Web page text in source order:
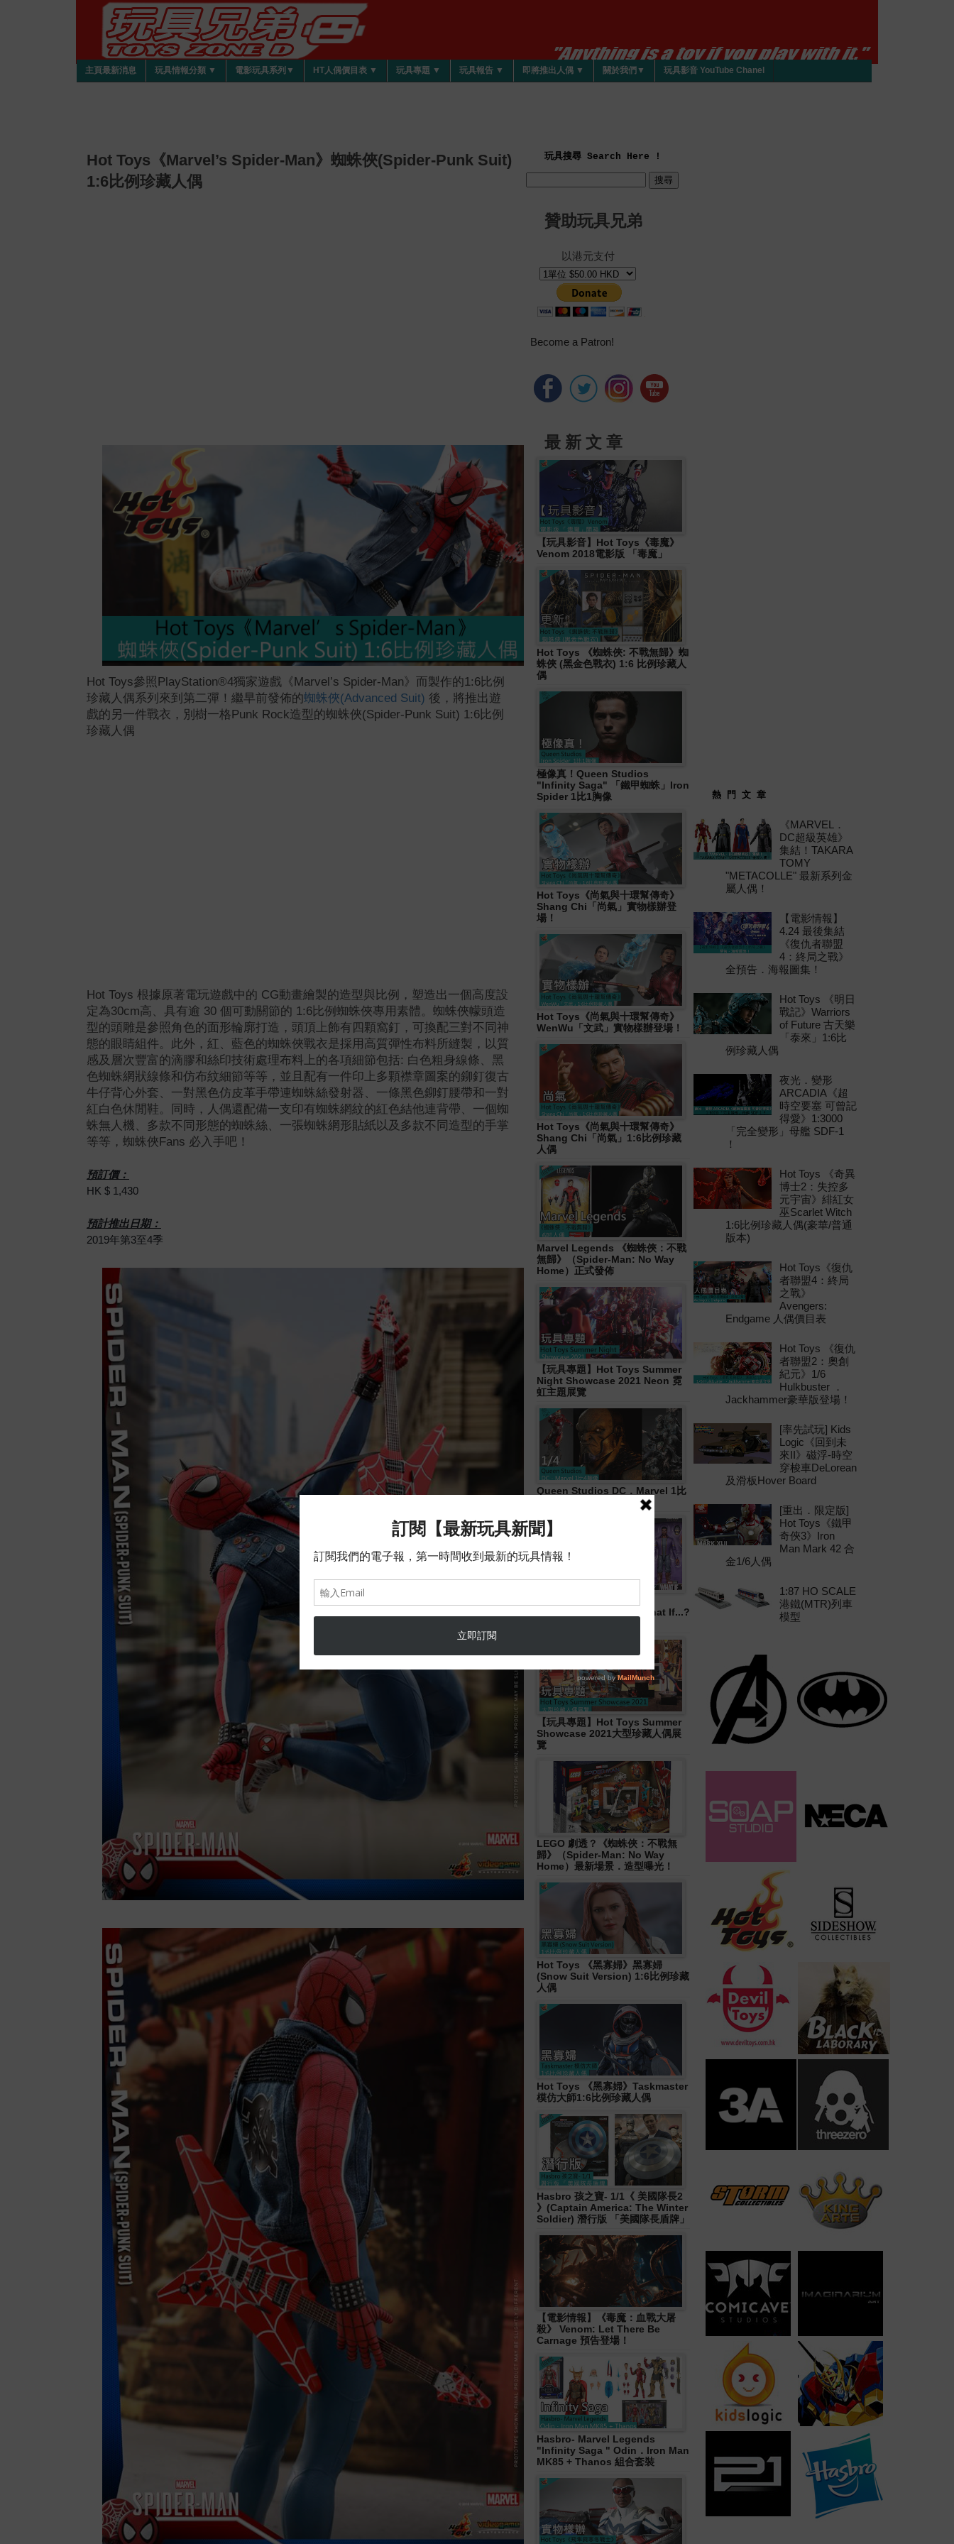
主頁最新消息 玩具情報分類 ▼ 電影玩具系列▼ HT人偶價目表 ▼ 玩具專題 ▼ 玩具報告 ▼ 即將推出人偶 ▼ 關於我們▼ 玩具影音 YouTube Chanel
Hot Toys《Marvel’s Spider-Man》蜘蛛俠(Spider-Punk Suit)
1:6比例珍藏人偶
Hot Toys參照PlayStation®4獨家遊戲《Marvel’s Spider-Man》而製作的1:6比例
珍藏人偶系列來到第二彈！繼早前發佈的蜘蛛俠(Advanced Suit) 後，將推出遊
戲的另一件戰衣，別樹一格Punk Rock造型的蜘蛛俠(Spider-Punk Suit) 1:6比例
珍藏人偶
Hot Toys 根據原著電玩遊戲中的 CG動畫繪製的造型與比例，塑造出一個高度設
定為30cm高、具有逾 30 個可動關節的 1:6比例蜘蛛俠專用素體。蜘蛛俠幪頭造
型的頭雕是參照角色的面形輪廓打造，頭頂上飾有四顆窩釘，可換配三對不同神
態的眼睛組件。此外，紅、藍色的蜘蛛俠戰衣是採用高質彈性布料所縫製，以質
感及層次豐富的滴膠和絲印技術處理布料上的各項細節包括: 白色粗身線條、黑
色蜘蛛網狀線條和仿布紋細節等等，並且配有一件印上多顆襟章圖案的鉚釘復古
牛仔背心外套、一對黑色仿皮革手帶連蜘蛛絲發射器、一條黑色鉚釘腰帶和一對
紅白色休閒鞋。同時，人偶還配備一支印有蜘蛛網紋的紅色結他連背帶、一個蜘
蛛無人機、多款不同形態的蜘蛛絲、一張蜘蛛網形貼紙以及多款不同造型的手掌
等等，蜘蛛俠Fans 必入手吧！
預訂價：
HK $ 1,430
預計推出日期：
2019年第3至4季
玩具搜尋 Search Here !
贊助玩具兄弟
以港元支付
Become a Patron!
最 新 文 章
【玩具影音】Hot Toys《毒魔》
Venom 2018電影版 「毒魔」
Hot Toys 《蜘蛛俠: 不戰無歸》蜘
蛛俠 (黑金色戰衣) 1:6 比例珍藏人
偶
極像真！Queen Studios
"Infinity Saga" 「鐵甲蜘蛛」Iron
Spider 1比1胸像
Hot Toys《尚氣與十環幫傳奇》
Shang Chi「尚氣」實物樣辦登
場！
Hot Toys《尚氣與十環幫傳奇》
WenWu「文武」實物樣辦登場！
Hot Toys《尚氣與十環幫傳奇》
Shang Chi「尚氣」1:6比例珍藏
人偶
Marvel Legends 《蜘蛛俠：不戰
無歸》（Spider-Man: No Way
Home）正式發佈
【玩具專題】Hot Toys Summer
Night Showcase 2021 Neon 霓
虹主題展覽
Queen Studios DC．Marvel 1比
Legends《Disney+ 》What If...?
【玩具專題】Hot Toys Summer
Showcase 2021大型珍藏人偶展
覽
LEGO 劇透？《蜘蛛俠：不戰無
歸》（Spider-Man: No Way
Home）最新場景．造型曝光！
Hot Toys 《黑寡婦》黑寡婦
(Snow Suit Version) 1:6比例珍藏
人偶
Hot Toys 《黑寡婦》Taskmaster
模仿大師1:6比例珍藏人偶
Hasbro 孩之寶- 1/1《 美國隊長2
》(Captain America: The Winter
Soldier) 潛行版 「美國隊長盾牌」
【電影情報】《毒魔：血戰大屠
殺》 Venom: Let There Be
Carnage 預告登場！
Hasbro- Marvel Legends
"Infinity Saga " Odin．Iron Man
MK85 + Thanos 組合套裝
熱 門 文 章
《MARVEL．
DC超級英雄》
集結！TAKARA
TOMY
"METACOLLE" 最新系列金
屬人偶！
【電影情報】
4.24 最後集結
《復仇者聯盟
4：終局之戰》
全預告．海報圖集！
Hot Toys 《明日
戰記》Warriors
of Future 古天樂
「泰來」1:6比
例珍藏人偶
夜光．變形
ARCADIA《超
時空要塞 可曾記
得愛》1:3000
「完全變形」母艦 SDF-1
！
Hot Toys 《奇異
博士2：失控多
元宇宙》緋紅女
巫Scarlet Witch
1:6比例珍藏人偶(豪華/普通
版本)
Hot Toys《復仇
者聯盟4：終局
之戰》
Avengers:
Endgame 人偶價目表
Hot Toys 《復仇
者聯盟2：奧創
紀元》1/6
Hulkbuster ．
Jackhammer豪華版登場！
[率先試玩] Kids
Logic《回到未
來II》磁浮-時空
穿梭車DeLorean
及滑板Hover Board
[重出．限定版]
Hot Toys《鐵甲
奇俠3》Iron
Man Mark 42 合
金1/6人偶
1:87 HO SCALE
港鐵(MTR)列車
模型